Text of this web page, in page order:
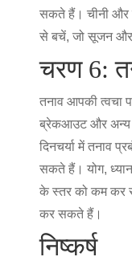
सकते हैं। चीनी और
से बचें, जो सूजन
चरण 6:
तनाव आपकी त्वचा
ब्रेकआउट और अन्य
दिनचर्या में तनाव
सकते हैं। योग,
के स्तर को कम कर
कर सकते हैं।
निष्कर्ष